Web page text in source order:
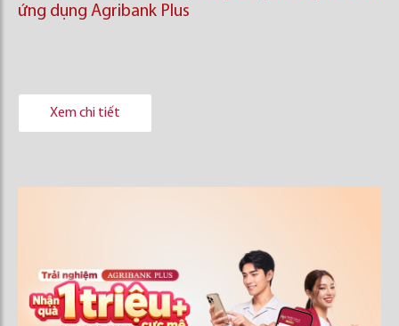
ứng dụng Agribank Plus
Xem chi tiết